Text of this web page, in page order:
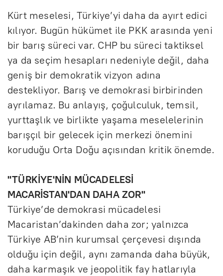
Kürt meselesi, Türkiye’yi daha da ayırt edici
kılıyor. Bugün hükümet ile PKK arasında yeni
bir barış süreci var. CHP bu süreci taktiksel
ya da seçim hesapları nedeniyle değil, daha
geniş bir demokratik vizyon adına
destekliyor. Barış ve demokrasi birbirinden
ayrılamaz. Bu anlayış, çoğulculuk, temsil,
yurttaşlık ve birlikte yaşama meselelerinin
barışçıl bir gelecek için merkezi önemini
koruduğu Orta Doğu açısından kritik önemde.
"TÜRKİYE'NİN MÜCADELESİ
MACARİSTAN'DAN DAHA ZOR"
Türkiye’de demokrasi mücadelesi
Macaristan’dakinden daha zor; yalnızca
Türkiye AB’nin kurumsal çerçevesi dışında
olduğu için değil, aynı zamanda daha büyük,
daha karmaşık ve jeopolitik fay hatlarıyla